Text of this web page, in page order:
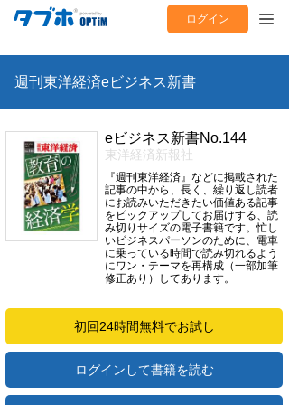
ログイン
週刊東洋経済eビジネス新書
eビジネス新書No.144
東洋経済新報社
『週刊東洋経済』などに掲載された
記事の中から、長く、繰り返し読者
にお読みいただきたい価値ある記事
をピックアップしてお届けする、読
み切りサイズの電子書籍です。忙し
いビジネスパーソンのために、電車
に乗っている時間で読み切れるよう
にワン・テーマを再構成（一部加筆
修正あり）してあります。
初回24時間無料でお試し
ログインして書籍を読む